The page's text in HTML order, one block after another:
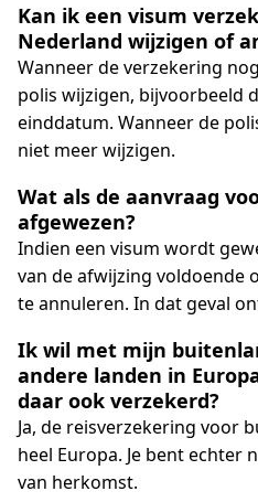
Kan ik een visum
Nederland wijzigen of
Wanneer de verzekering
polis wijzigen, bijvoorbeeld
einddatum. Wanneer de
niet meer wijzigen.
Wat als de aanvraag
afgewezen?
Indien een visum wordt
van de afwijzing voldoende
te annuleren. In dat geval
Ik wil met mijn
andere landen in
daar ook verzekerd?
Ja, de reisverzekering voor
heel Europa. Je bent echter
van herkomst.